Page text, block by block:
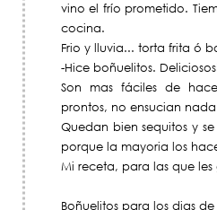
vino el frío prometido.
cocina.
Frio y lluvia... torta frita ó
-Hice boñuelitos.
Son mas fáciles de
prontos, no ensucian
Quedan bien sequitos y
porque la mayoria los
Mi receta, para las que les
Boñuelitos para los dias